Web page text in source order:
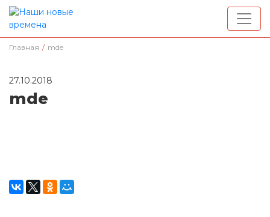
Главная / mde
27.10.2018
mde